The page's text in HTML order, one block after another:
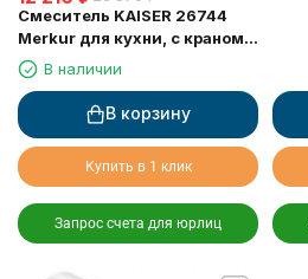
Смеситель KAISER 26744
Merkur для кухни, с краном
для питьевой воды, хром
В наличии
В корзину
Купить в 1 клик
Запрос счета для юрлиц